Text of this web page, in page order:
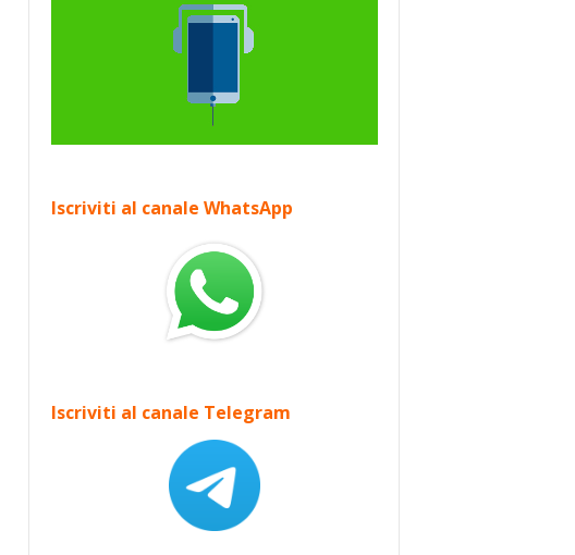
Iscriviti al canale WhatsApp
Iscriviti al canale Telegram